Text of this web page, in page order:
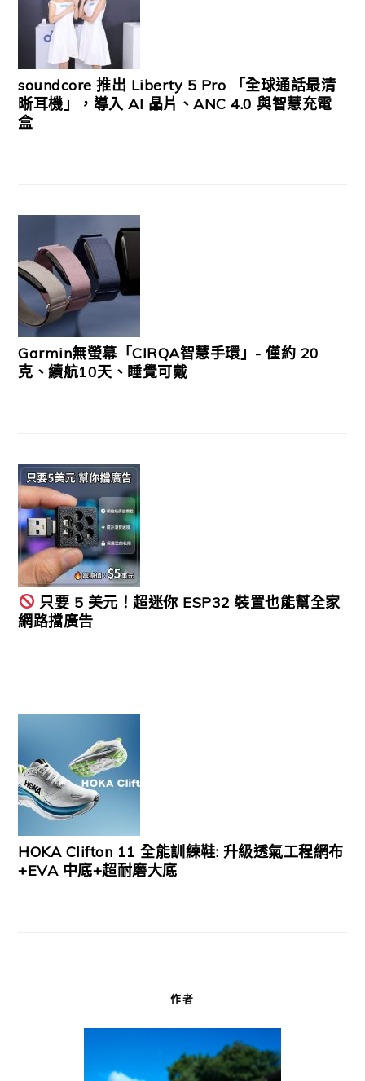
soundcore 推出 Liberty 5 Pro 「全球通話最清
晰耳機」，導入 AI 晶片、ANC 4.0 與智慧充電
盒
Garmin無螢幕「CIRQA智慧手環」- 僅約 20
克、續航10天、睡覺可戴
只要 5 美元！超迷你 ESP32 裝置也能幫全家
網路擋廣告
HOKA Clifton 11 全能訓練鞋: 升級透氣工程網布
+EVA 中底+超耐磨大底
作者